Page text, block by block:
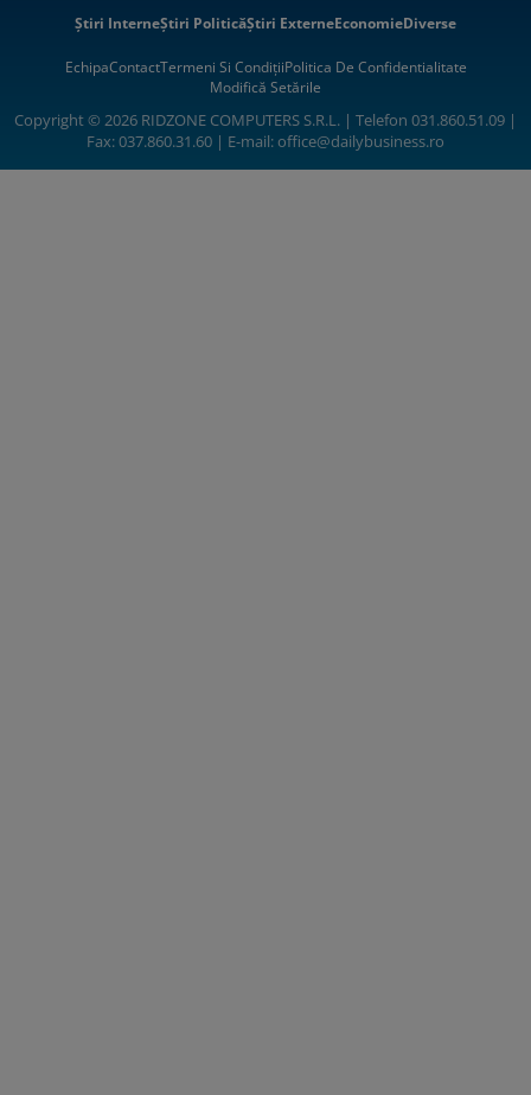
Știri InterneȘtiri PoliticăȘtiri ExterneEconomieDiverse
EchipaContactTermeni Si CondițiiPolitica De Confidentialitate
Modifică Setările
Copyright © 2026 RIDZONE COMPUTERS S.R.L. | Telefon 031.860.51.09 |
Fax: 037.860.31.60 | E-mail:office@dailybusiness.ro